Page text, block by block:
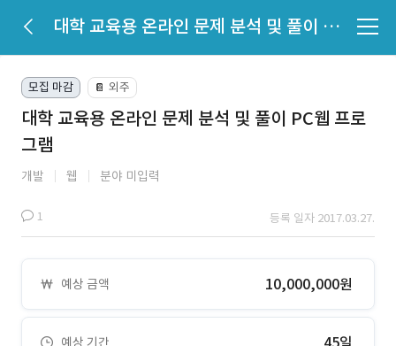
대학 교육용 온라인 문제 분석 및 풀이 PC웹 프로그램
모집 마감 📔 외주
대학 교육용 온라인 문제 분석 및 풀이 PC웹 프로
그램
개발 웹 분야 미입력
1 등록 일자 2017.03.27.
예상 금액 10,000,000원
예상 기간 45일